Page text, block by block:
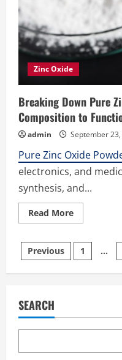
Zinc Oxide
Breaking Down Pure
Composition to
admin September
Pure Zinc Oxide
electronics, and
synthesis, and...
Read MoreRead
more
Down
Pure
Zinc
Oxide
Function
Posts
pagination
Previous 1 …
SEARCH